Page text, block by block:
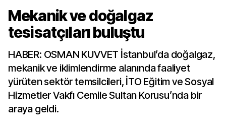
Mekanik ve doğalgaz
tesisatçıları buluştu
HABER: OSMAN KUVVET İstanbul’da doğalgaz,
mekanik ve iklimlendirme alanında faaliyet
yürüten sektör temsilcileri, İTO Eğitim ve Sosyal
Hizmetler Vakfı Cemile Sultan Korusu’nda bir
araya geldi.